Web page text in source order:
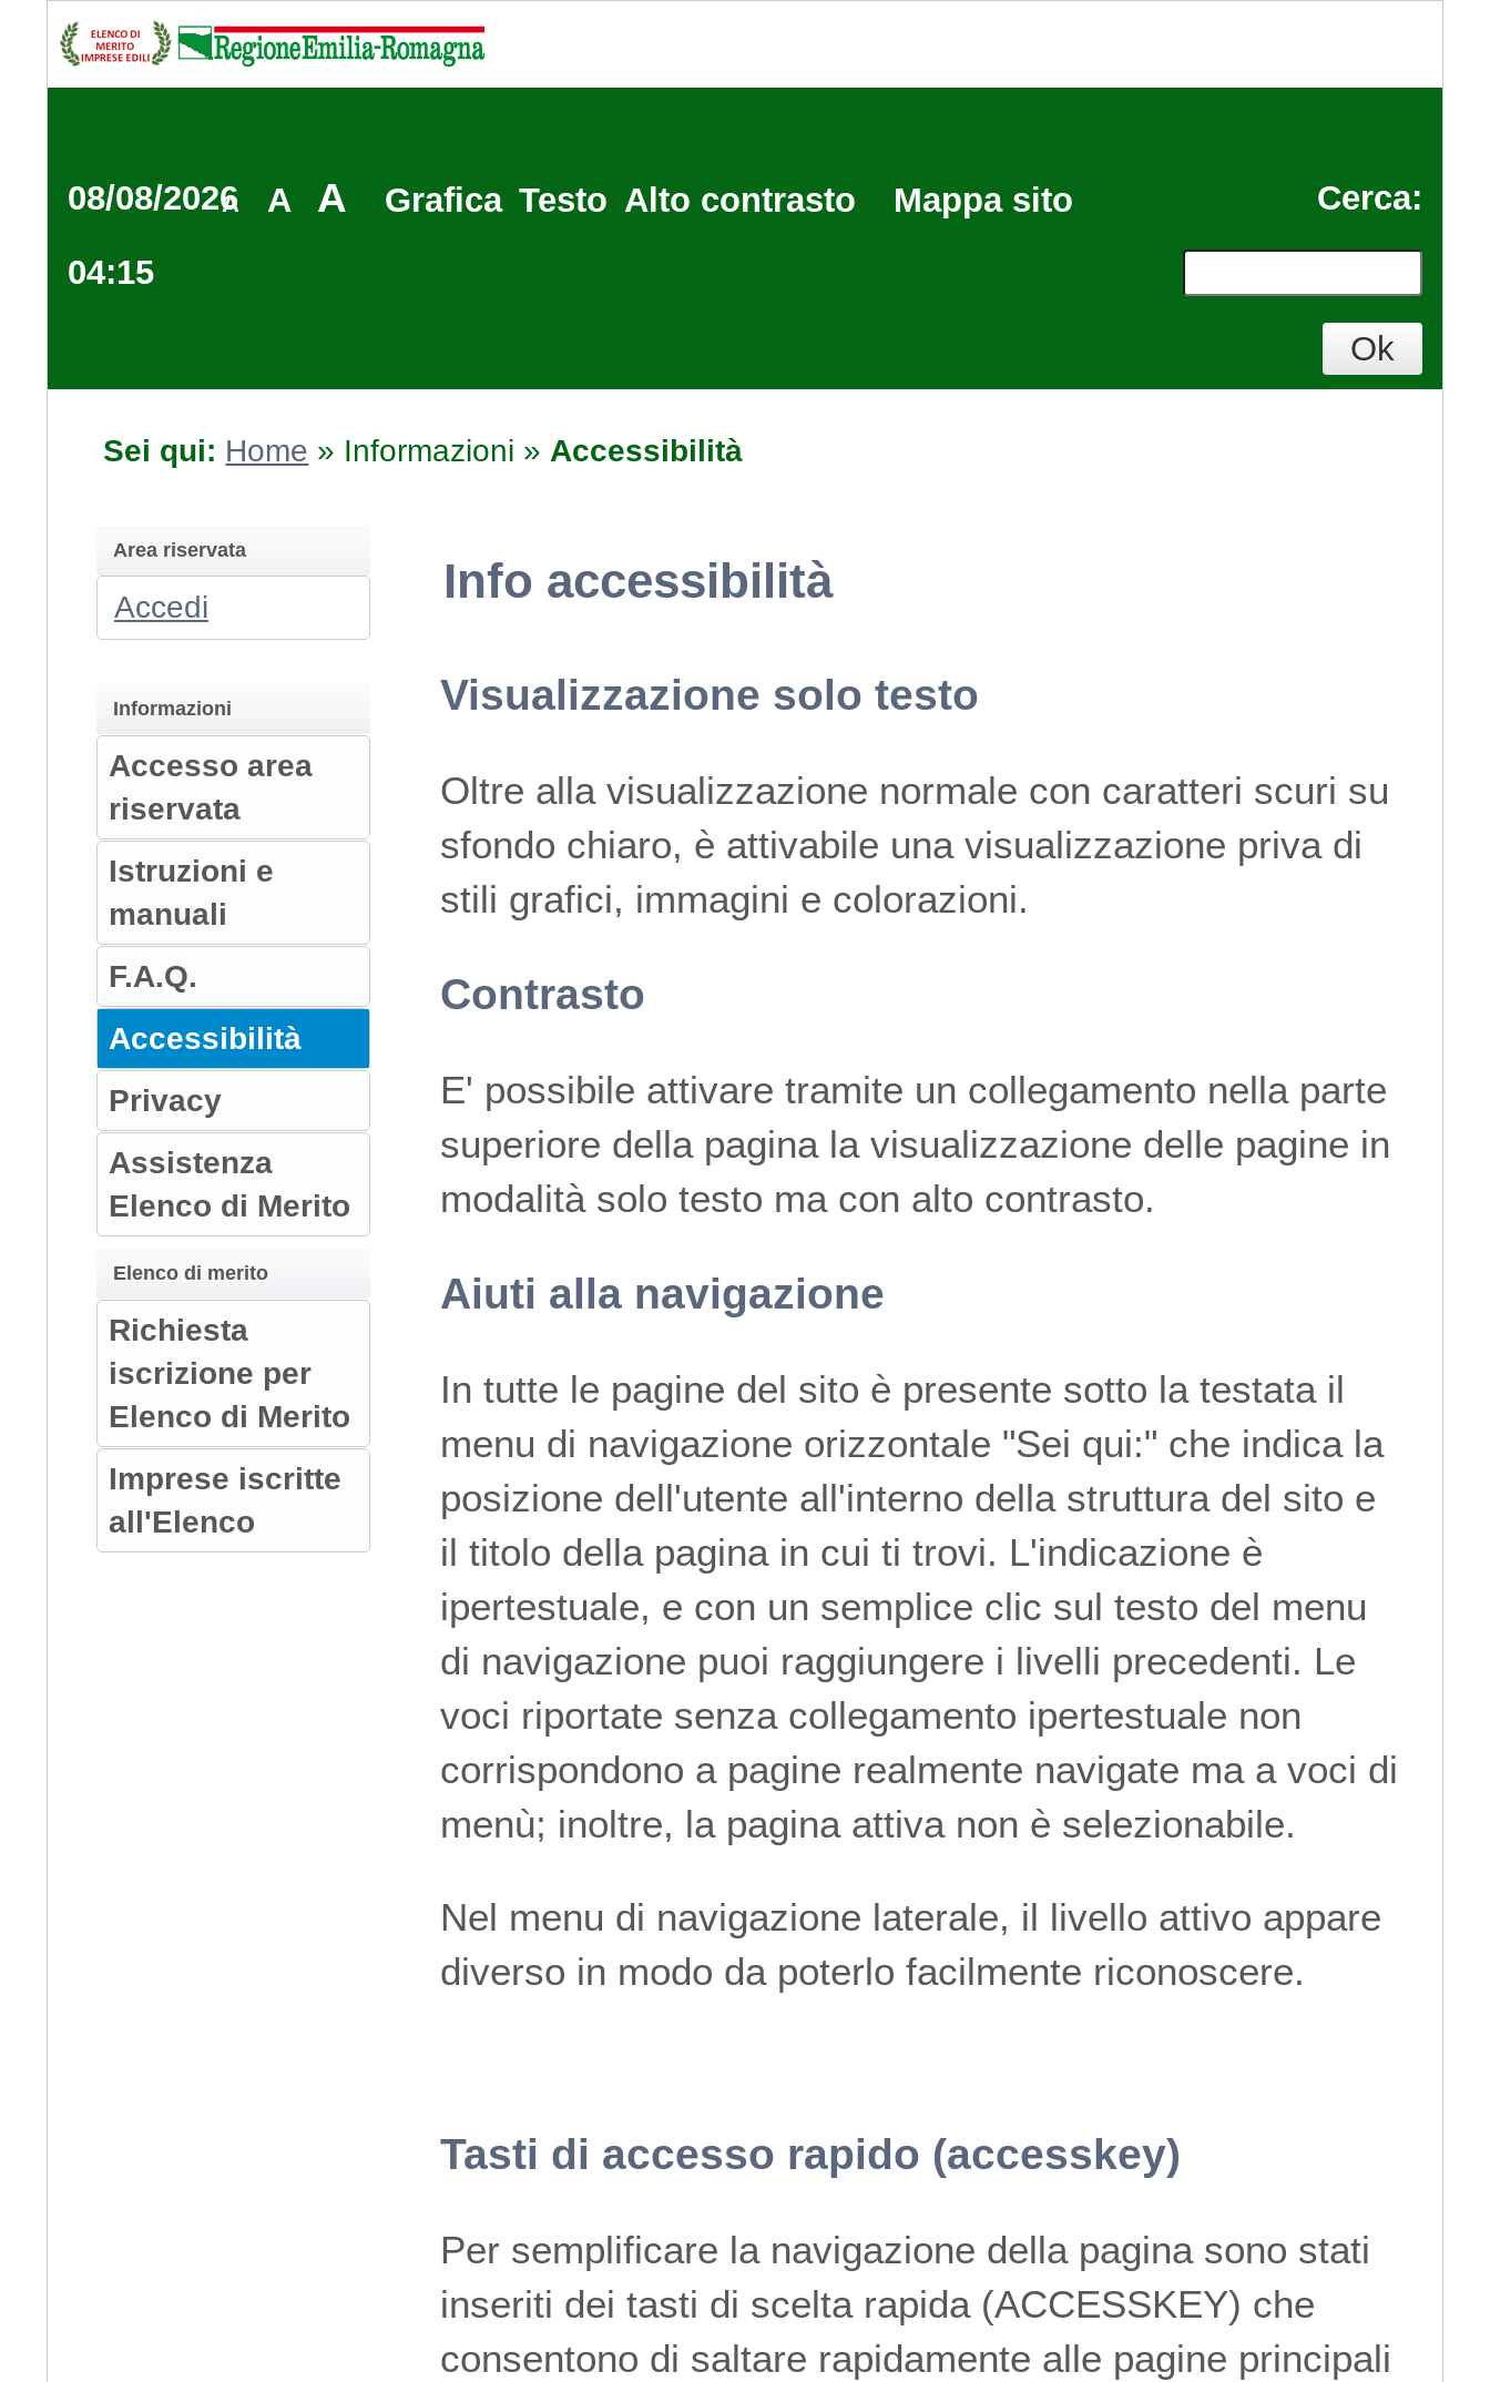
08/08/2026
04:15
Cerca:
A A A Grafica Testo Alto contrasto Mappa sito
Sei qui: Home » Informazioni »Accessibilità
Area riservata
Accedi
Informazioni
Accesso area
riservata
Istruzioni e
manuali
F.A.Q.
Accessibilità
Privacy
Assistenza
Elenco di Merito
Elenco di merito
Richiesta
iscrizione per
Elenco di Merito
Imprese iscritte
all'Elenco
Info accessibilità
Visualizzazione solo testo
Oltre alla visualizzazione normale con caratteri scuri su
sfondo chiaro, è attivabile una visualizzazione priva di
stili grafici, immagini e colorazioni.
Contrasto
E' possibile attivare tramite un collegamento nella parte
superiore della pagina la visualizzazione delle pagine in
modalità solo testo ma con alto contrasto.
Aiuti alla navigazione
In tutte le pagine del sito è presente sotto la testata il
menu di navigazione orizzontale "Sei qui:" che indica la
posizione dell'utente all'interno della struttura del sito e
il titolo della pagina in cui ti trovi. L'indicazione è
ipertestuale, e con un semplice clic sul testo del menu
di navigazione puoi raggiungere i livelli precedenti. Le
voci riportate senza collegamento ipertestuale non
corrispondono a pagine realmente navigate ma a voci di
menù; inoltre, la pagina attiva non è selezionabile.
Nel menu di navigazione laterale, il livello attivo appare
diverso in modo da poterlo facilmente riconoscere.
Tasti di accesso rapido (accesskey)
Per semplificare la navigazione della pagina sono stati
inseriti dei tasti di scelta rapida (ACCESSKEY) che
consentono di saltare rapidamente alle pagine principali